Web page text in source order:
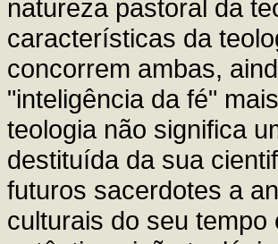
natureza pastoral da
características da
concorrem ambas,
"inteligência da fé"
teologia não significa
destituída da sua
futuros sacerdotes a
culturais do seu